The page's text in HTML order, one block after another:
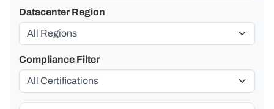
Datacenter Region
Compliance Filter